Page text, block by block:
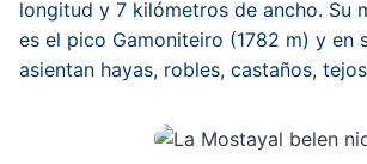
longitud y 7 kilómetros de ancho. Su
es el pico Gamoniteiro (1782 m) y en
asientan hayas, robles, castaños,